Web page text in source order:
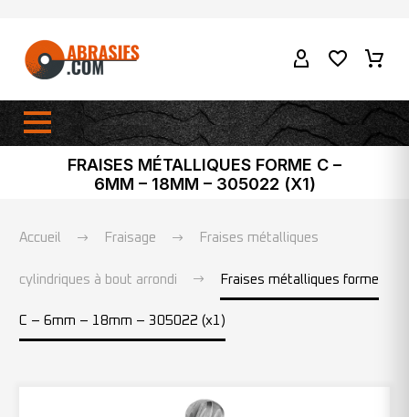
FRAISES MÉTALLIQUES FORME C –
6MM – 18MM – 305022 (X1)
Accueil Fraisage Fraises métalliques
cylindriques à bout arrondi Fraises métalliques forme
C – 6mm – 18mm – 305022 (x1)